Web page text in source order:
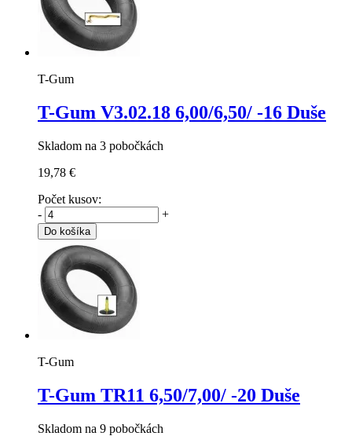
T-Gum
T-Gum V3.02.18 6,00/6,50/ -16 Duše
Skladom na 3 pobočkách
19,78 €
Počet kusov:
-
+
Do košíka
T-Gum
T-Gum TR11 6,50/7,00/ -20 Duše
Skladom na 9 pobočkách